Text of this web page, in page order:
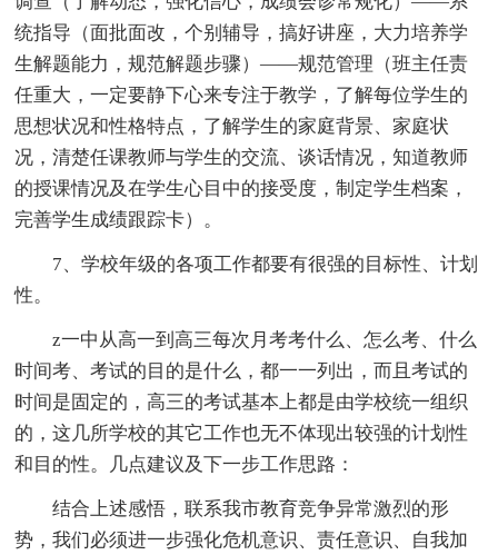
统指导（面批面改，个别辅导，搞好讲座，大力培养学
生解题能力，规范解题步骤）——规范管理（班主任责
任重大，一定要静下心来专注于教学，了解每位学生的
思想状况和性格特点，了解学生的家庭背景、家庭状
况，清楚任课教师与学生的交流、谈话情况，知道教师
的授课情况及在学生心目中的接受度，制定学生档案，
完善学生成绩跟踪卡）。
7、学校年级的各项工作都要有很强的目标性、计划
性。
z一中从高一到高三每次月考考什么、怎么考、什么
时间考、考试的目的是什么，都一一列出，而且考试的
时间是固定的，高三的考试基本上都是由学校统一组织
的，这几所学校的其它工作也无不体现出较强的计划性
和目的性。几点建议及下一步工作思路：
结合上述感悟，联系我市教育竞争异常激烈的形
势，我们必须进一步强化危机意识、责任意识、自我加